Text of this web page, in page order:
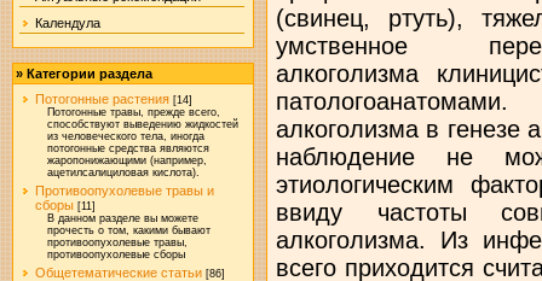
Календула
» Категории раздела
Потогонные растения [14]
Потогонные травы, прежде всего,
способствуют выведению жидкостей
из человеческого тела, иногда
потогонные средства являются
жаропонижающими (например,
ацетилсалициловая кислота).
Противоопухолевые травы и
сборы [11]
В данном разделе вы можете
прочесть о том, какими бывают
противоопухолевые травы,
противоопухолевые сборы
Общетематические статьи [86]